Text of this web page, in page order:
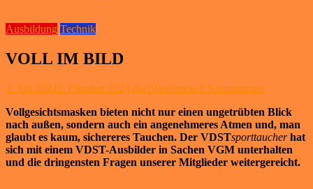
Ausbildung Technik
VOLL IM BILD
3. Juli 20241. Oktober 2024 dwfWordpress 0 Kommentare
Vollgesichtsmasken bieten nicht nur einen ungetrübten Blick
nach außen, sondern auch ein angenehmeres Atmen und, man
glaubt es kaum, sichereres Tauchen. Der VDSTsporttaucherhat
sich mit einem VDST-Ausbilder in Sachen VGM unterhalten
und die dringensten Fragen unserer Mitglieder weitergereicht.